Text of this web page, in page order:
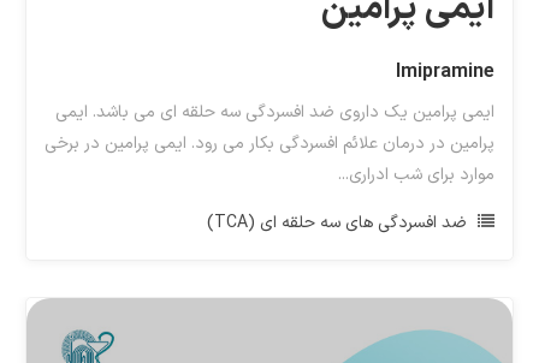
Imipramine
ایمی پرامین یک داروی ضد افسردگی سه حلقه ای می باشد. ایمی
پرامین در درمان علائم افسردگی بکار می رود. ایمی پرامین در برخی
موارد برای شب ادراری...
ضد افسردگی های سه حلقه ای (TCA)